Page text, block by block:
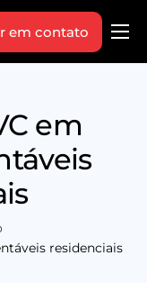
em contato
em
residenciais